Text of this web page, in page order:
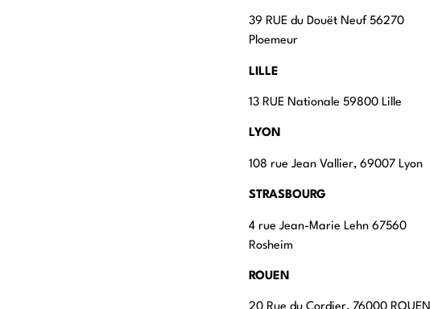
39 RUE du Douët Neuf 56270
Ploemeur
LILLE
13 RUE Nationale 59800 Lille
LYON
108 rue Jean Vallier, 69007 Lyon
STRASBOURG
4 rue Jean-Marie Lehn 67560
Rosheim
ROUEN